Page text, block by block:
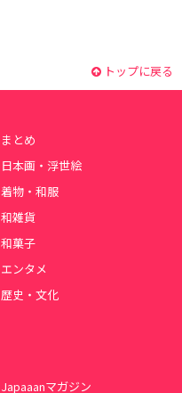
トップに戻る
まとめ
日本画・浮世絵
着物・和服
和雑貨
和菓子
エンタメ
歴史・文化
Japaaanマガジン